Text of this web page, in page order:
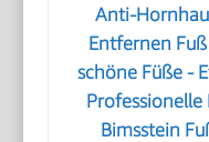
Anti-
Entfernen
schöne Füße -
Professionelle
Bimsstein